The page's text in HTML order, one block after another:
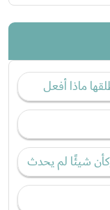
ماذا أفعل
شيئًا لم يحدث